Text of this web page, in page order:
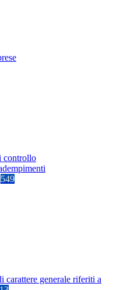
controllo
549
carattere generale riferiti a